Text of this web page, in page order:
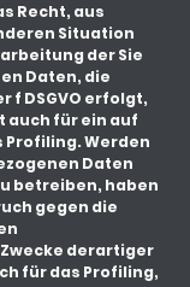
Recht, aus
Situation
der Sie
Daten, die
f DSGVO erfolgt,
auch für ein auf
Werden
Daten
betreiben, haben
gegen die
derartiger
für das Profiling,